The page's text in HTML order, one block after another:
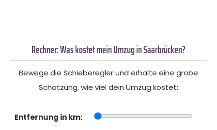
Rechner: Was kostet mein Umzug in Saarbrücken?
Bewege die Schieberegler und erhalte eine grobe
Schätzung, wie viel dein Umzug kostet:
Entfernung in km: